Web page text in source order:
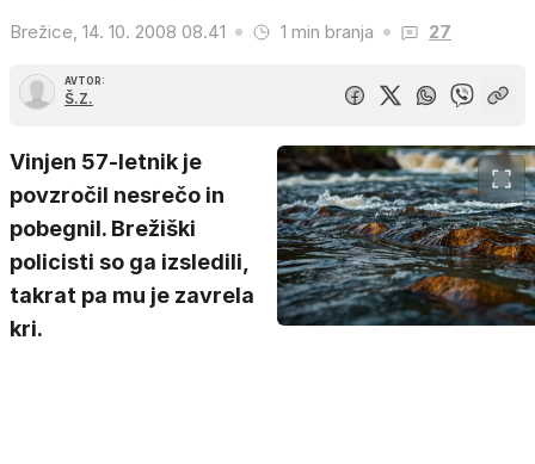
Brežice, 14. 10. 2008 08.41 1 min branja 27
AVTOR:
Š.Z.
Vinjen 57-letnik je
povzročil nesrečo in
pobegnil. Brežiški
policisti so ga izsledili,
takrat pa mu je zavrela
kri.